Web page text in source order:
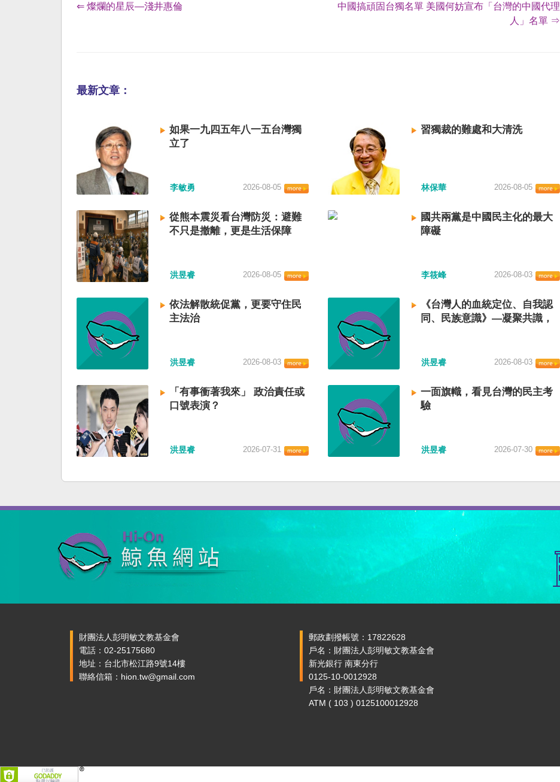
⇐ 燦爛的星辰—淺井惠倫
中國搞頑固台獨名單 美國何妨宣布「台灣的中國代理
人」名單 ⇒
最新文章：
如果一九四五年八一五台灣獨
立了
李敏勇 2026-08-05
習獨裁的難處和大清洗
林保華 2026-08-05
從熊本震災看台灣防災：避難
不只是撤離，更是生活保障
洪昱睿 2026-08-05
國共兩黨是中國民主化的最大
障礙
李筱峰 2026-08-03
依法解散統促黨，更要守住民
主法治
洪昱睿 2026-08-03
《台灣人的血統定位、自我認
同、民族意識》—凝聚共識，
洪昱睿 2026-08-03
「有事衝著我來」 政治責任或
口號表演？
洪昱睿 2026-07-31
一面旗幟，看見台灣的民主考
驗
洪昱睿 2026-07-30
財團法人彭明敏文教基金會
電話：02-25175680
地址：台北市松江路9號14樓
聯絡信箱：hion.tw@gmail.com
郵政劃撥帳號：17822628
戶名：財團法人彭明敏文教基金會
新光銀行 南東分行
0125-10-0012928
戶名：財團法人彭明敏文教基金會
ATM ( 103 ) 0125100012928